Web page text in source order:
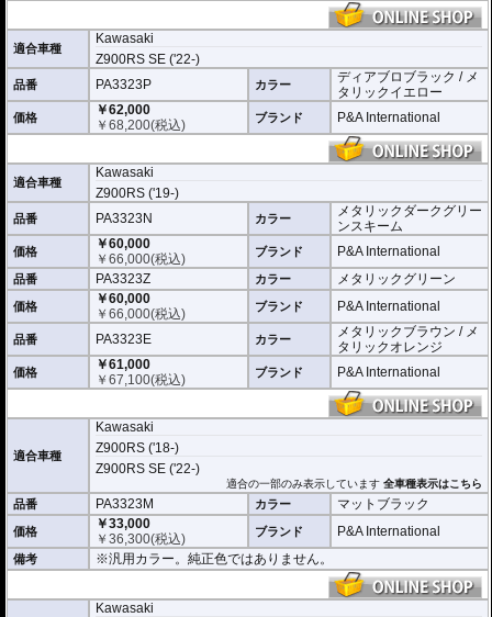
適合車種
Kawasaki
Z900RS SE ('22-)
品番 PA3323P カラー
ディアブロブラック / メ
タリックイエロー
価格
￥62,000
￥68,200(税込) ブランド P&A International
適合車種
Kawasaki
Z900RS ('19-)
品番 PA3323N カラー
メタリックダークグリー
ンスキーム
価格
￥60,000
￥66,000(税込) ブランド P&A International
品番 PA3323Z カラー メタリックグリーン
価格
￥60,000
￥66,000(税込) ブランド P&A International
品番 PA3323E カラー
メタリックブラウン / メ
タリックオレンジ
価格
￥61,000
￥67,100(税込) ブランド P&A International
適合車種
Kawasaki
Z900RS ('18-)
Z900RS SE ('22-)
適合の一部のみ表示しています全車種表示はこちら
品番 PA3323M カラー マットブラック
価格
￥33,000
￥36,300(税込) ブランド P&A International
備考 ※汎用カラー。純正色ではありません。
Kawasaki